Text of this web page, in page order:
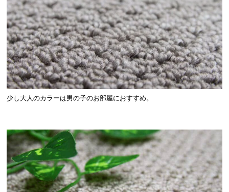
少し大人のカラーは男の子のお部屋におすすめ。